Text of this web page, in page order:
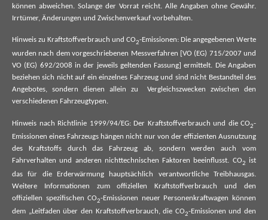
können abweichen. Solange der Vorrat reicht. Alle Angaben ohne Gewähr.
Irrtümer, Änderungen und Zwischenverkauf vorbehalten.
Hinweis zu Kraftstoffverbrauch und CO2-Emissionen: Die angegebenen Werte
wurden nach dem vorgeschriebenen Messverfahren [VO (EG) 715/2007 und
VO (EG) 692/2008 in der jeweils geltenden Fassung] ermittelt. Die Angaben
beziehen sich nicht auf ein einzelnes Fahrzeug und sind nicht Bestandteil des
Angebotes, sondern dienen allein zu Vergleichszwecken zwischen den
verschiedenen Fahrzeugtypen.
Hinweis nach Richtlinie 1999/94/EG: Der Kraftstoffverbrauch und die CO2-
Emissionen eines Fahrzeugs hängen nicht nur von der effizienten Ausnutzung
des Kraftstoffs durch das Fahrzeug ab, sondern werden auch vom
Fahrverhalten und anderen nichttechnischen Faktoren beeinflusst. CO2
ist
das für die Erderwärmung hauptsächlich verantwortliche Treibhausgas.
Weitere Informationen zum offiziellen Kraftstoffverbrauch und den
offiziellen spezifischen CO2-Emissionen neuer Personenkraftwagen können
dem „Leitfaden über den Kraftstoffverbrauch, die CO2-Emissionen und den